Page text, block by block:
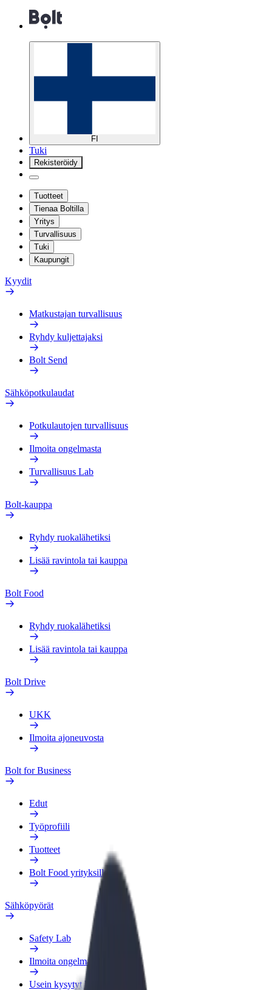
FI
Tuki
Rekisteröidy
Tuotteet
Tienaa Boltilla
Yritys
Turvallisuus
Tuki
Kaupungit
Kyydit
Matkustajan turvallisuus
Ryhdy kuljettajaksi
Bolt Send
Sähköpotkulaudat
Potkulautojen turvallisuus
Ilmoita ongelmasta
Turvallisuus Lab
Bolt-kauppa
Ryhdy ruokalähetiksi
Lisää ravintola tai kauppa
Bolt Food
Ryhdy ruokalähetiksi
Lisää ravintola tai kauppa
Bolt Drive
UKK
Ilmoita ajoneuvosta
Bolt for Business
Edut
Työprofiili
Tuotteet
Bolt Food yrityksille
Sähköpyörät
Safety Lab
Ilmoita ongelmasta
Usein kysytyt kysymykset